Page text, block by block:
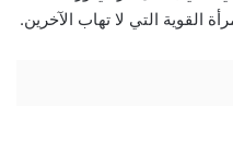
القوية التي لا تهاب الآخرين.